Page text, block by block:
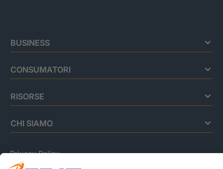
BUSINESS
CONSUMATORI
RISORSE
CHI SIAMO
Privacy Policy
Cookie Policy